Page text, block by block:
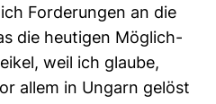
For­de­rungen an die
die heu­tigen Mög­lich­
weil ich glaube,
allem in Ungarn gelöst